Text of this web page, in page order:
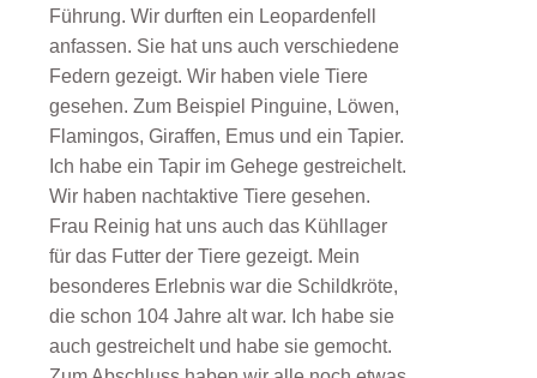
Führung. Wir durften ein Leopardenfell
anfassen. Sie hat uns auch verschiedene
Federn gezeigt. Wir haben viele Tiere
gesehen. Zum Beispiel Pinguine, Löwen,
Flamingos, Giraffen, Emus und ein Tapier.
Ich habe ein Tapir im Gehege gestreichelt.
Wir haben nachtaktive Tiere gesehen.
Frau Reinig hat uns auch das Kühllager
für das Futter der Tiere gezeigt. Mein
besonderes Erlebnis war die Schildkröte,
die schon 104 Jahre alt war. Ich habe sie
auch gestreichelt und habe sie gemocht.